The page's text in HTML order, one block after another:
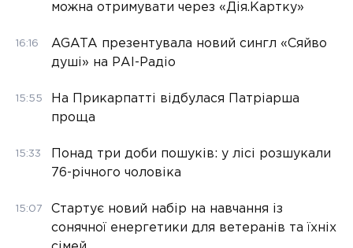
можна отримувати через «Дія.Картку»
16:16
AGATA презентувала новий сингл «Сяйво
душі» на РАІ-Радіо
15:55
На Прикарпатті відбулася Патріарша
проща
15:33
Понад три доби пошуків: у лісі розшукали
76-річного чоловіка
15:07
Стартує новий набір на навчання із
сонячної енергетики для ветеранів та їхніх